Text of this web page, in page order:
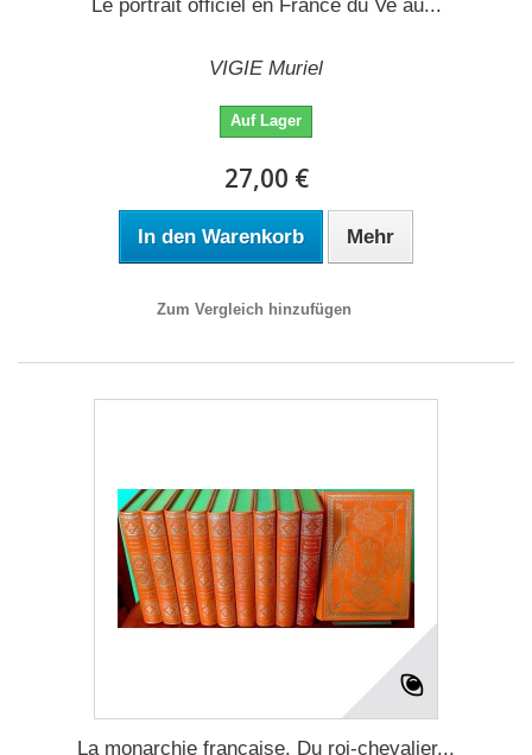
Le portrait officiel en France du Ve au...
VIGIE Muriel
Auf Lager
27,00 €
In den Warenkorb Mehr
Zum Vergleich hinzufügen
La monarchie française. Du roi-chevalier...